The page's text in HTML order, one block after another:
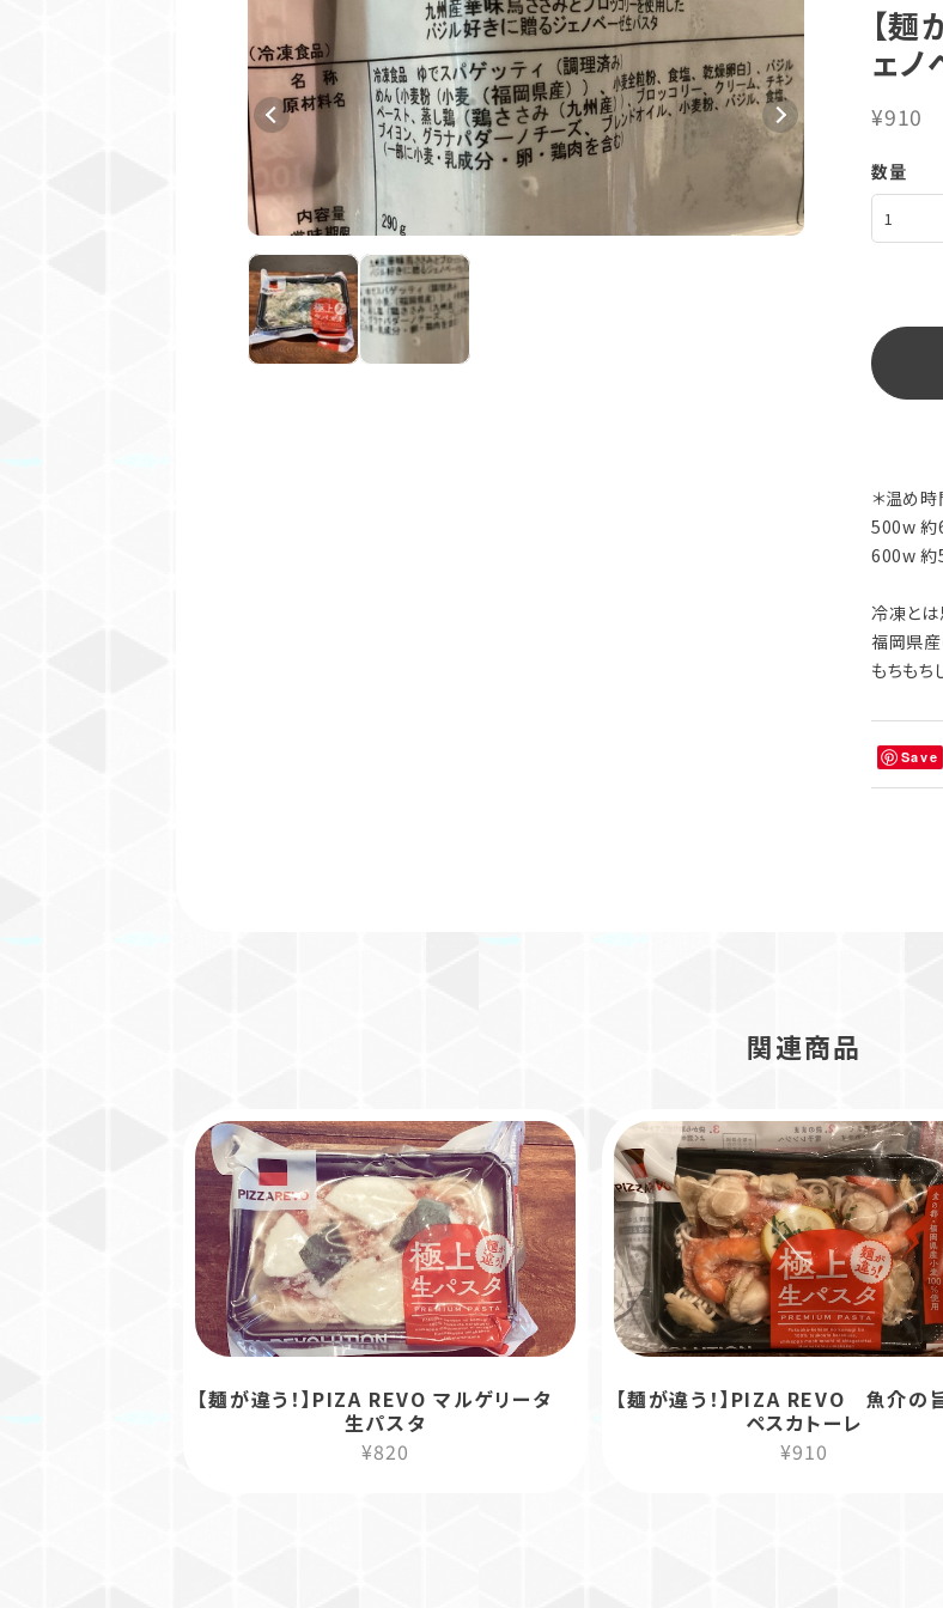
【
ェ
¥910
数量
＊温め時
500w 約
600w 約
冷凍とは
福岡県
もちも
Save
関連商品
【麺が違う！】PIZA REVO マルゲリータ
生パスタ
¥820
【麺が違う！】PIZA REVO 魚介の
ペスカトーレ
¥910